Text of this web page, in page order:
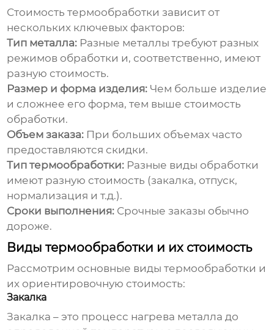
Стоимостьтермообработки зависит от
нескольких ключевых факторов:
Тип металла: Разные металлы требуют разных
режимов обработки и, соответственно, имеют
разную стоимость.
Размер и форма изделия: Чем больше изделие
и сложнее его форма, тем выше стоимость
обработки.
Объем заказа: При больших объемах часто
предоставляются скидки.
Тип термообработки: Разные виды обработки
имеют разную стоимость (закалка, отпуск,
нормализация и т.д.).
Сроки выполнения: Срочные заказы обычно
дороже.
Виды термообработки и их стоимость
Рассмотрим основные видытермообработки и
их ориентировочную стоимость:
Закалка
Закалка – это процесс нагрева металла до